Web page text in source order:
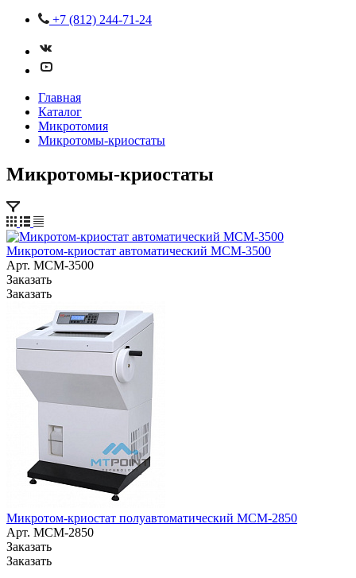
+7 (812) 244-71-24
Главная
Каталог
Микротомия
Микротомы-криостаты
Микротомы-криостаты
Микротом-криостат автоматический МСМ-3500
Арт. MCM-3500
Заказать
Заказать
Микротом-криостат полуавтоматический МСМ-2850
Арт. MCM-2850
Заказать
Заказать